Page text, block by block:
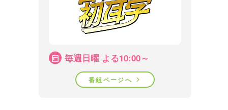
毎週日曜 よる10:00～
番組ページへ